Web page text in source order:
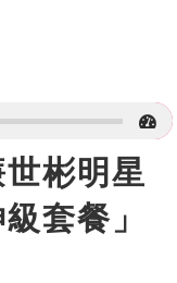
彬明星
套餐」